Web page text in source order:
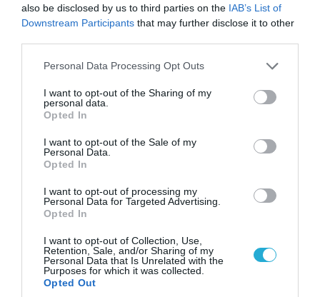
also be disclosed by us to third parties on the IAB’s List of
Downstream Participants that may further disclose it to other
Please note that this website/app uses one or more Google
not limited to your visit or usage behaviour. You may click to
grant or deny consent to Google and its third-party tags to
use your data for below specified purposes in below Google
consent section.
Personal Data Processing Opt Outs
I want to opt-out of the Sharing of my
personal data.
Opted In
I want to opt-out of the Sale of my
Personal Data.
Opted In
I want to opt-out of processing my
Personal Data for Targeted Advertising.
Opted In
I want to opt-out of Collection, Use,
Retention, Sale, and/or Sharing of my
Personal Data that Is Unrelated with the
Purposes for which it was collected.
Opted Out
«Επιχείρηση ελεύθερα πεζοδρόμια» στην
Αθήνα: Απομακρύνθηκαν παράνομα
αντικείμενα από κοινόχρηστους χώρους
07.08.2026 | 08:02
Οι ρωσικές δυνάμεις απέχουν μόλις 5 χλμ.
από Σλαβιάνσκ και Κραματόρσκ στο Ντονέτσκ